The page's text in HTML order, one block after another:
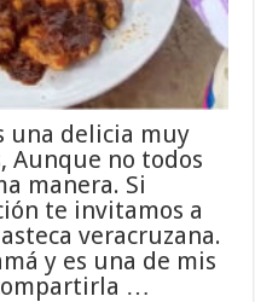
una delicia muy
Aunque no todos
manera. Si
te invitamos a
veracruzana.
y es una de mis
…